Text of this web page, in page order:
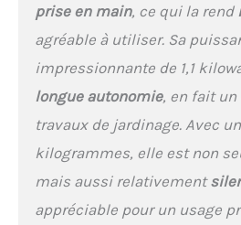
prise en main, ce qui la rend
agréable à utiliser. Sa
impressionnante de 1,1
longue autonomie, en fait
travaux de jardinage. Avec
kilogrammes, elle est non
mais aussi relativement
appréciable pour un usage